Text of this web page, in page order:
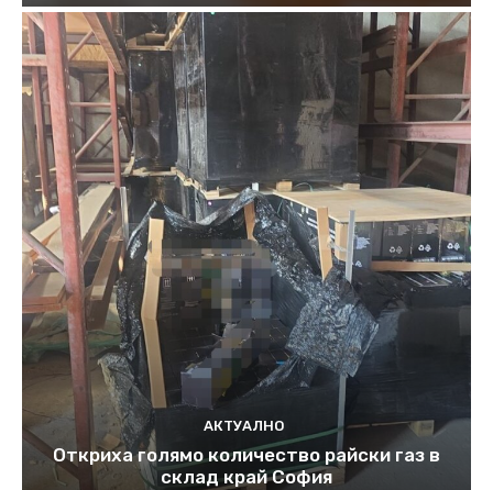
АКТУАЛНО
Откриха голямо количество райски газ в
склад край София